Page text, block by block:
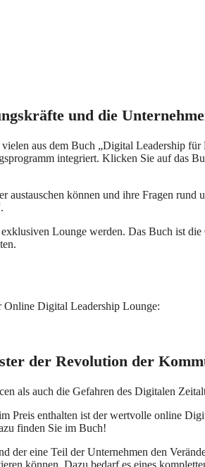
und die
aus dem Buch „Digital Leadership
integriert. Klicken Sie auf das
können und ihre Fragen
Lounge werden. Das Buch ist
Online Digital Leadership Lounge:
der Revolution der
als auch die Gefahren des Digitalen
enthalten ist der wertvolle online
finden Sie im Buch!
der eine Teil der Unternehmen den